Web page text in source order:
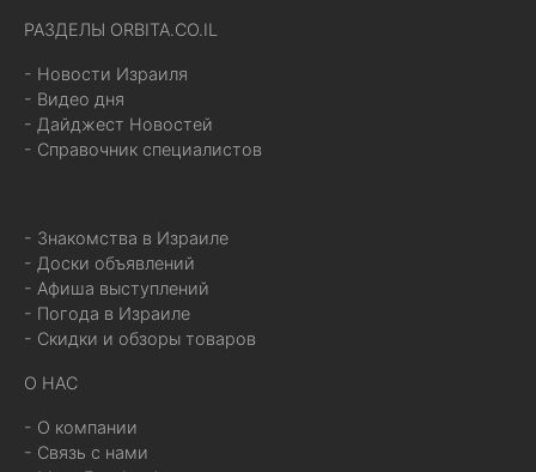
РАЗДЕЛЫ ORBITA.CO.IL
- Новости Израиля
- Видео дня
- Дайджест Новостей
- Справочник специалистов
- Знакомства в Израиле
- Доски объявлений
- Афиша выступлений
- Погода в Израиле
- Скидки и обзоры товаров
О НАС
- О компании
- Связь с нами